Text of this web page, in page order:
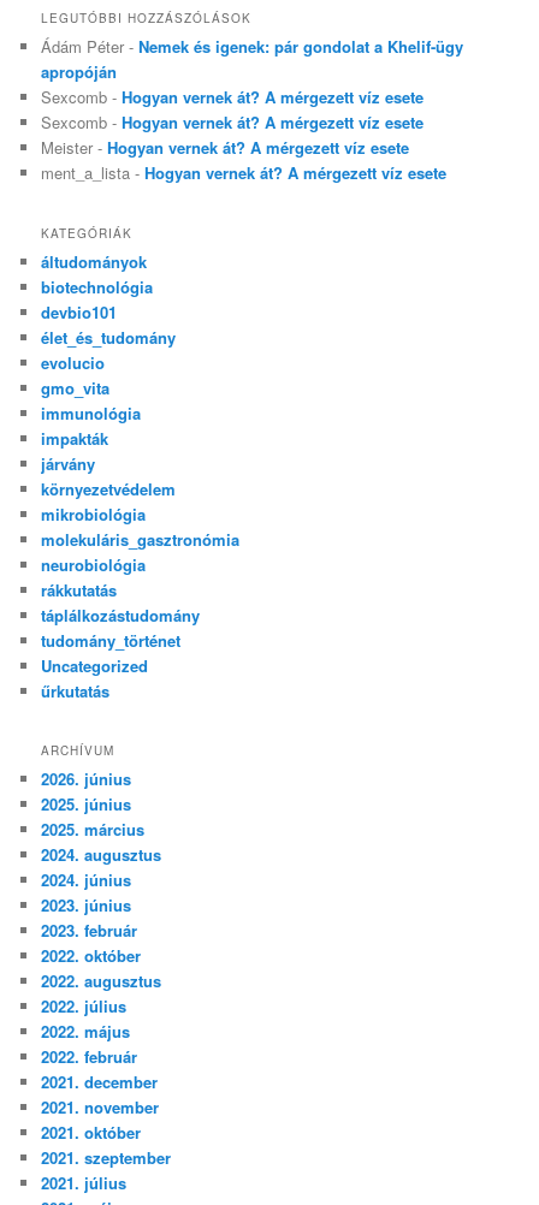
LEGUTÓBBI HOZZÁSZÓLÁSOK
Ádám Péter -Nemek és igenek: pár gondolat a Khelif-ügy
apropóján
Sexcomb -Hogyan vernek át? A mérgezett víz esete
Sexcomb -Hogyan vernek át? A mérgezett víz esete
Meister -Hogyan vernek át? A mérgezett víz esete
ment_a_lista -Hogyan vernek át? A mérgezett víz esete
KATEGÓRIÁK
áltudományok
biotechnológia
devbio101
élet_és_tudomány
evolucio
gmo_vita
immunológia
impakták
járvány
környezetvédelem
mikrobiológia
molekuláris_gasztronómia
neurobiológia
rákkutatás
táplálkozástudomány
tudomány_történet
Uncategorized
űrkutatás
ARCHÍVUM
2026. június
2025. június
2025. március
2024. augusztus
2024. június
2023. június
2023. február
2022. október
2022. augusztus
2022. július
2022. május
2022. február
2021. december
2021. november
2021. október
2021. szeptember
2021. július